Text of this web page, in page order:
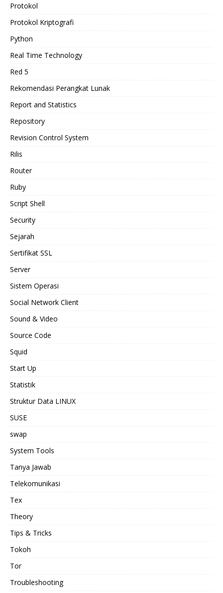
Protokol
Protokol Kriptografi
Python
Real Time Technology
Red 5
Rekomendasi Perangkat Lunak
Report and Statistics
Repository
Revision Control System
Rilis
Router
Ruby
Script Shell
Security
Sejarah
Sertifikat SSL
Server
Sistem Operasi
Social Network Client
Sound & Video
Source Code
Squid
Start Up
Statistik
Struktur Data LINUX
SUSE
swap
System Tools
Tanya Jawab
Telekomunikasi
Tex
Theory
Tips & Tricks
Tokoh
Tor
Troubleshooting